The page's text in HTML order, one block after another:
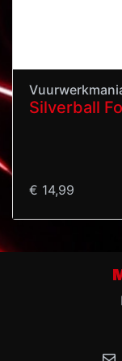
Silverball
€ 14,99